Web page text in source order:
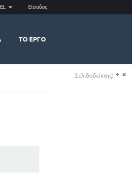
EL Είσοδος
ΤΟ ΈΡΓΟ
Σελιδοδείκτης: